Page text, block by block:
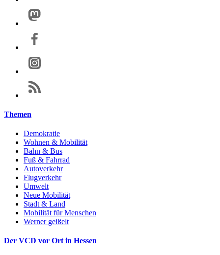
Themen
Demokratie
Wohnen & Mobilität
Bahn & Bus
Fuß & Fahrrad
Autoverkehr
Flugverkehr
Umwelt
Neue Mobilität
Stadt & Land
Mobilität für Menschen
Werner geißelt
Der VCD vor Ort in Hessen